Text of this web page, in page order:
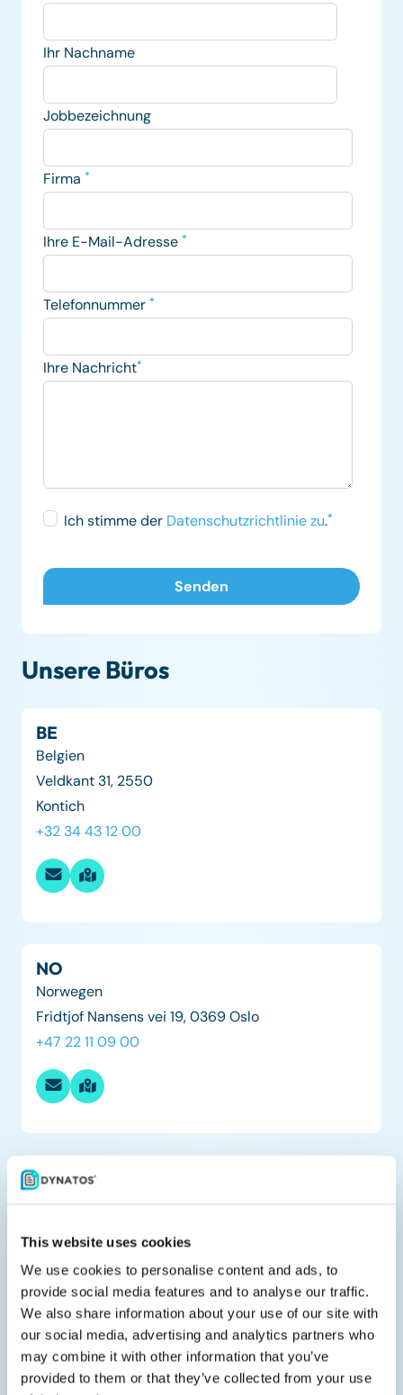
This website uses cookies
We use cookies to personalise content and ads, to
provide social media features and to analyse our traffic.
We also share information about your use of our site with
our social media, advertising and analytics partners who
may combine it with other information that you’ve
provided to them or that they’ve collected from your use
Ihr Nachname
Jobbezeichnung
Firma *
Ihre E-Mail-Adresse *
Telefonnummer *
Ihre Nachricht*
Ich stimme der Datenschutzrichtlinie zu.*
Unsere Büros
BE
Belgien
Veldkant 31, 2550
Kontich
+32 34 43 12 00
NO
Norwegen
Fridtjof Nansens vei 19, 0369 Oslo
+47 22 11 09 00
NL
Amersfoort
+31 30 30 74 32 7